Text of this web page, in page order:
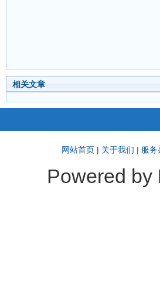
相关文章
网站首页 | 关于我们 | 服务
Powered by